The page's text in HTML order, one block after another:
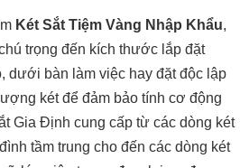
Két Sắt Tiệm Vàng Nhập Khẩu,
trọng đến kích thước lắp đặt
dưới bàn làm việc hay đặt độc lập
két để đảm bảo tính cơ động
Gia Định cung cấp từ các dòng két
tầm trung cho đến các dòng két